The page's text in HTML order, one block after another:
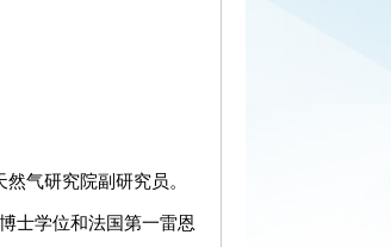
气研究院副研究员。
士学位和法国第一雷恩